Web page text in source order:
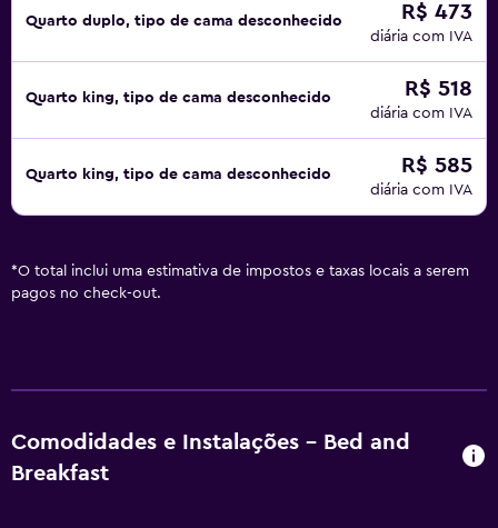
Quarto duplo, tipo de cama desconhecido R$ 473
diária com IVA
Quarto king, tipo de cama desconhecido R$ 518
diária com IVA
Quarto king, tipo de cama desconhecido R$ 585
diária com IVA
*O total inclui uma estimativa de impostos e taxas locais a serem
pagos no check-out.
Comodidades e Instalações - Bed and
Breakfast